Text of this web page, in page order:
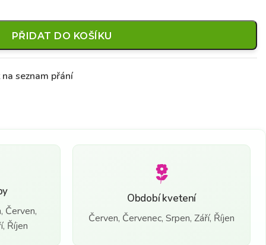
PŘIDAT DO KOŠÍKU
seznam přání
Červen,
Říjen
Období kvetení
Červen, Červenec, Srpen, Září, Říjen